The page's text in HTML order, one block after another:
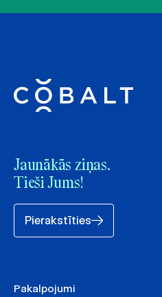
Jaunākās ziņas.
Tieši Jums!
Pierakstīties
Pakalpojumi